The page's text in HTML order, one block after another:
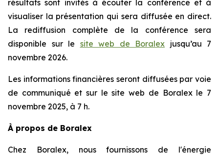
résultats sont invités à écouter la conférence et à
visualiser la présentation qui sera diffusée en direct.
La rediffusion complète de la conférence sera
disponible sur le site web de Boralex jusqu’au 7
novembre 2026.
Les informations financières seront diffusées par voie
de communiqué et sur le site web de Boralex le 7
novembre 2025, à 7 h.
À propos de Boralex
Chez Boralex, nous fournissons de l'énergie